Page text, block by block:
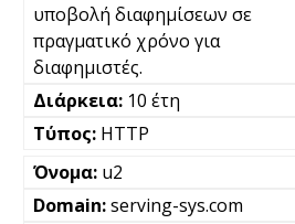
υποβολή διαφημίσεων σε
πραγματικό χρόνο για
διαφημιστές.
10 έτη
HTTP
u2
serving-sys.com